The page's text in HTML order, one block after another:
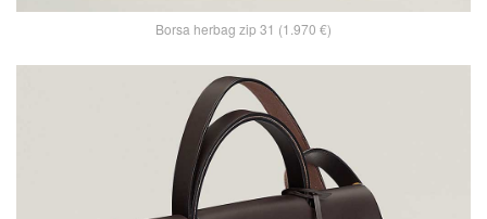
Borsa herbag zip 31 (1.970 €)